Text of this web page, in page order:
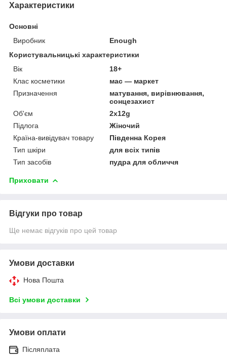
Характеристики
Основні
Виробник
Enough
Користувальницькі характеристики
Вік
18+
Клас косметики
мас — маркет
Призначення
матування, вирівнювання,
сонцезахист
Об'єм
2x12g
Підлога
Жіночий
Країна-вивідувач товару
Південна Корея
Тип шкіри
для всіх типів
Тип засобів
пудра для обличчя
Приховати
Відгуки про товар
Ще немає відгуків про цей товар
Умови доставки
Нова Пошта
Всі умови доставки
Умови оплати
Післяплата